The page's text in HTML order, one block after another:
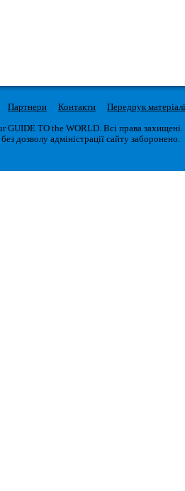
Партнери Контакти
Передрук
TO the WORLD. Всі права захищені.
дозволу адміністрації сайту заборонено.